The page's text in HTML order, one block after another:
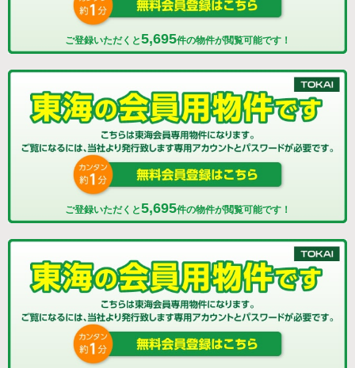
ご登録いただくと5,695件の物件が閲覧可能です！
ご登録いただくと5,695件の物件が閲覧可能です！